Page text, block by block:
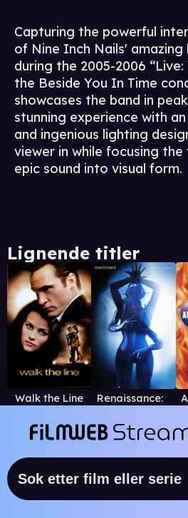
Capturing the powerful
of Nine Inch Nails'
during the 2005-2006 “Live:
the Beside You In Time
showcases the band in
stunning experience with
and ingenious lighting
viewer in while focusing
epic sound into visual form.
Lignende titler
Walk the Line Renaissance: A Film by Beyoncé